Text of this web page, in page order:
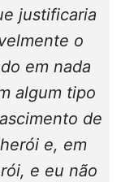
justificaria
o
em nada
algum tipo
de
e, em
e eu não